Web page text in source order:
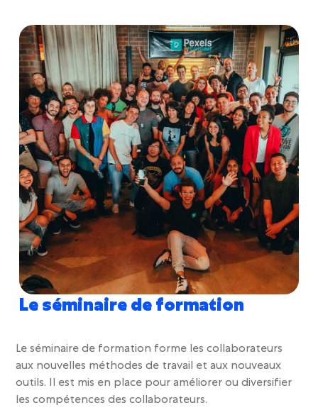
Le séminaire de formation
Leséminaire de formation forme les collaborateurs
aux nouvelles méthodes de travail et aux nouveaux
outils. Il est mis en place pouraméliorer ou diversifier
les compétences des collaborateurs.